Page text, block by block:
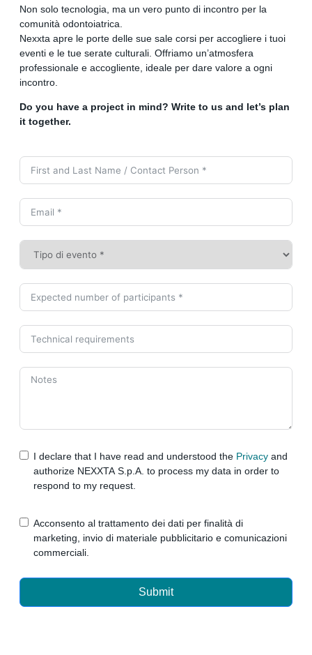
Non solo tecnologia, ma un vero punto di incontro per la
comunità odontoiatrica.
Nexxta apre le porte delle sue sale corsi per accogliere i tuoi
eventi e le tue serate culturali. Offriamo un’atmosfera
professionale e accogliente, ideale per dare valore a ogni
incontro.
Do you have a project in mind? Write to us and let’s plan
it together.
I declare that I have read and understood the Privacy and
authorize NEXXTA S.p.A. to process my data in order to
respond to my request.
Acconsento al trattamento dei dati per finalità di
marketing, invio di materiale pubblicitario e comunicazioni
commerciali.
Submit